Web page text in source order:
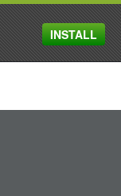
MENU
INSTALL